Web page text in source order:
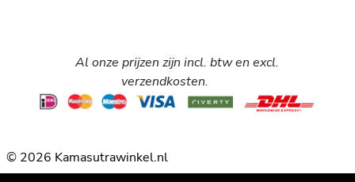
Al onze prijzen zijn incl. btw en excl.
verzendkosten.
© 2026 Kamasutrawinkel.nl